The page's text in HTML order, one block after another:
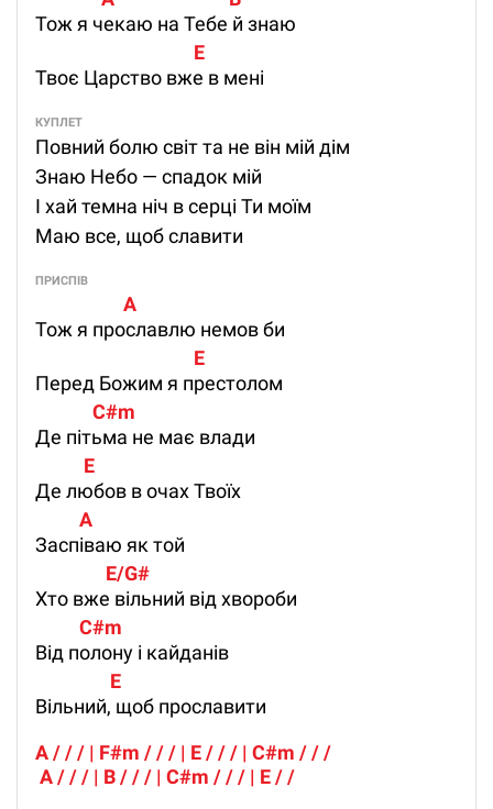
Тож я чекаю на Тебе й знаю
                                    E
Твоє Царство вже в мені
КУПЛЕТ
Повний болю світ та не він мій дім
Знаю Небо — спадок мій
І хай темна ніч в серці Ти моїм
Маю все, щоб славити
ПРИСПІВ
                    A
Тож я прославлю немов би
                                    E
Перед Божим я престолом
             C#m
Де пітьма не має влади
           E
Де любов в очах Твоїх
          A
Заспіваю як той
                E/G#
Хто вже вільний від хвороби
          C#m
Від полону і кайданів
                 E
Вільний, щоб прославити
A / / / | F#m / / / | E / / / | C#m / / /
A / / / | B / / / | C#m / / / | E / /